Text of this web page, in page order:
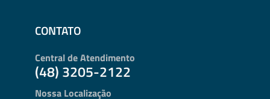
CONTATO
Central de Atendimento
(48) 3205-2122
Nossa Localização